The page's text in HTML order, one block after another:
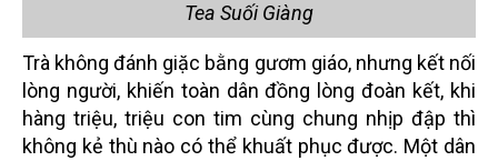
Tea Suối Giàng
Trà không đánh giặc bằng gươm giáo, nhưng kết nối
lòng người, khiến toàn dân đồng lòng đoàn kết, khi
hàng triệu, triệu con tim cùng chung nhịp đập thì
không kẻ thù nào có thể khuất phục được. Một dân